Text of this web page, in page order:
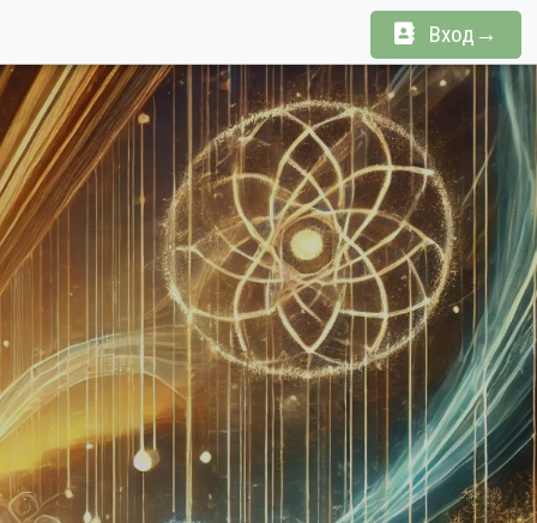
Вход→